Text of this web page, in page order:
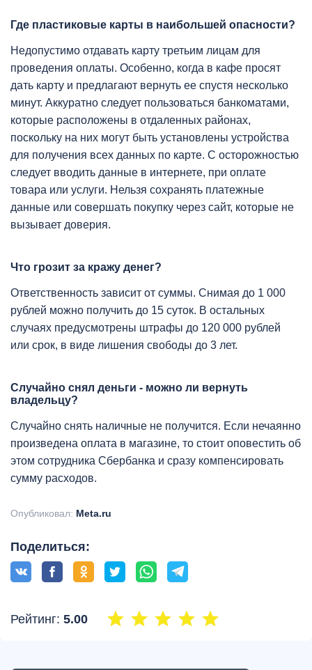
Где пластиковые карты в наибольшей опасности?
Недопустимо отдавать карту третьим лицам для
проведения оплаты. Особенно, когда в кафе просят
дать карту и предлагают вернуть ее спустя несколько
минут. Аккуратно следует пользоваться банкоматами,
которые расположены в отдаленных районах,
поскольку на них могут быть установлены устройства
для получения всех данных по карте. С осторожностью
следует вводить данные в интернете, при оплате
товара или услуги. Нельзя сохранять платежные
данные или совершать покупку через сайт, которые не
вызывает доверия.
Что грозит за кражу денег?
Ответственность зависит от суммы. Снимая до 1 000
рублей можно получить до 15 суток. В остальных
случаях предусмотрены штрафы до 120 000 рублей
или срок, в виде лишения свободы до 3 лет.
Случайно снял деньги - можно ли вернуть
владельцу?
Случайно снять наличные не получится. Если нечаянно
произведена оплата в магазине, то стоит оповестить об
этом сотрудника Сбербанка и сразу компенсировать
сумму расходов.
Опубликовал: Meta.ru
Поделиться:
Рейтинг: 5.00